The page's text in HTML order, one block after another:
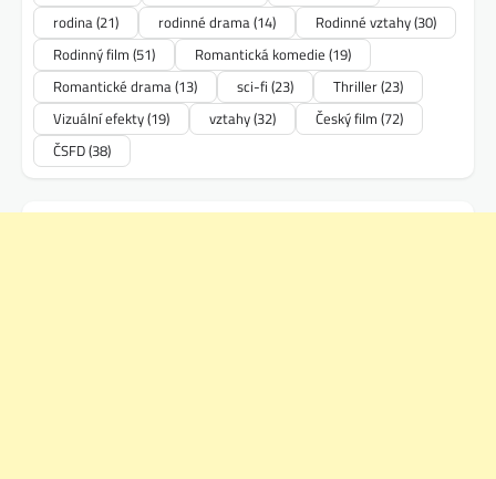
rodina(21) rodinné drama(14) Rodinné vztahy(30)
Rodinný film (51) Romantická komedie (19)
Romantické drama(13) sci-fi (23) Thriller(23)
Vizuální efekty(19) vztahy(32) Český film (72)
ČSFD(38)